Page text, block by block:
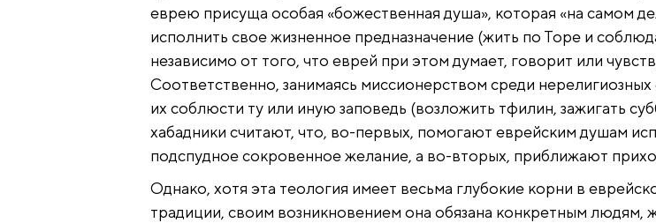
еврею присуща особая «божественная душа», которая «на самом
исполнить свое жизненное предназначение (жить по Торе и
независимо от того, что еврей при этом думает, говорит или
Соответственно, занимаясь миссионерством среди
их соблюсти ту или иную заповедь (возложить тфилин, зажигать
хабадники считают, что, во-первых, помогают еврейским душам
подспудное сокровенное желание, а во-вторых, приближают
Однако, хотя эта теология имеет весьма глубокие корни в
традиции, своим возникновением она обязана конкретным людям,